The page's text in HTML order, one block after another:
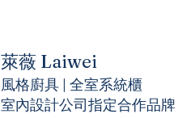
萊薇 Laiwei
風格廚具 | 全室系統櫃
室內設計公司指定合作品牌